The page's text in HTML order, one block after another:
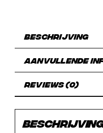
Beschrijving
Aanvullende
Reviews (0)